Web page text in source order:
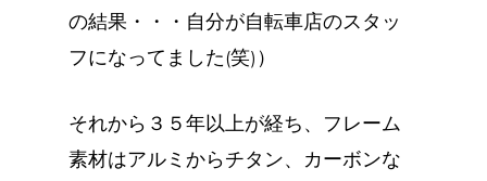
の結果・・・自分が自転車店のスタッ
フになってました(笑)）
それから３５年以上が経ち、フレーム
素材はアルミからチタン、カーボンな